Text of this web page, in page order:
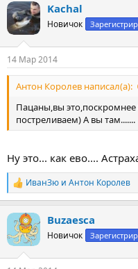
http://fotki.yandex.ru/users/
:lol: , это не вся рыба,
"минималке", для ребят на
к
ц
и
Kachal
Новичок
14 Мар 2014
Антон Королев написал(а):
Пацаны,вы
постреливаем) А вы там.......
Ну это... как ево....
Р
е
к
ц
и
ИванЗю и Антон Королев
Buzaesca
Новичок